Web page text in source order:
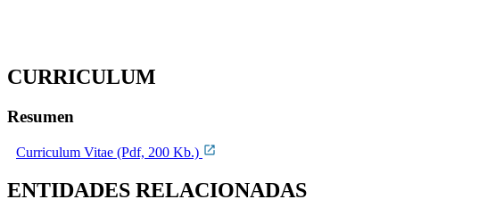
CURRICULUM
Resumen
Curriculum Vitae (Pdf, 200 Kb.)
ENTIDADES RELACIONADAS